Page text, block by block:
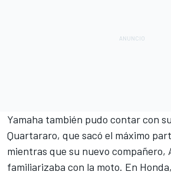
Yamaha también pudo contar con
Quartararo, que sacó el máximo
mientras que su nuevo compañero,
familiarizaba con la moto. En